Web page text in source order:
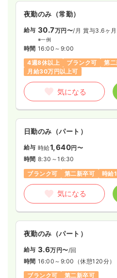
ICU系
2交代（常勤）
給与 30.4 万円/月
時間 8:30～17:30 （休憩60分）
気になる
救急外来 正看護師
2交代（常勤）
給与 30.4万円/月 賞与2回
※経験4年の例
時間 8:30～17:30（休憩60分）
透析 正看護師
夜勤のみ（常勤）
給与 30.7万円〜/月 賞与3.6ヶ月
※一例
時間 16:00～9:00
4週8休以上
ブランク可
第
月給30万円以上可
気になる
日勤のみ（パート）
給与 時給1,640円〜
時間 8:30～16:30
ブランク可
第二新卒可 時給
気になる
夜勤のみ（パート）
給与 3.6万円〜/回
時間 16:00～9:00 （休憩120分）
ブランク可
第二新卒可